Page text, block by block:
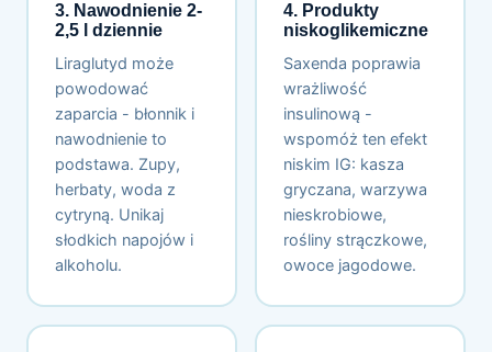
3. Nawodnienie 2-
2,5 l dziennie
Liraglutyd może
powodować
zaparcia - błonnik i
nawodnienie to
podstawa. Zupy,
herbaty, woda z
cytryną. Unikaj
słodkich napojów i
alkoholu.
4. Produkty
niskoglikemiczne
Saxenda poprawia
wrażliwość
insulinową -
wspomóż ten efekt
niskim IG: kasza
gryczana, warzywa
nieskrobiowe,
rośliny strączkowe,
owoce jagodowe.